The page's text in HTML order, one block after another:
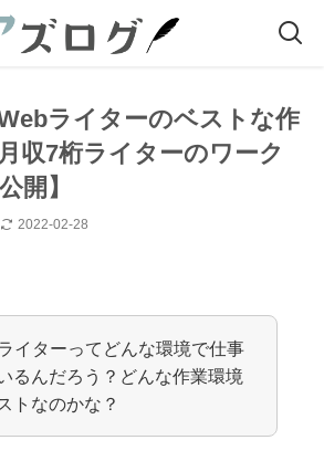
ライターのベストな作
収7桁ライターのワーク
開】
2022-02-28
イターってどんな環境で仕事
るんだろう？どんな作業環境
トなのかな？